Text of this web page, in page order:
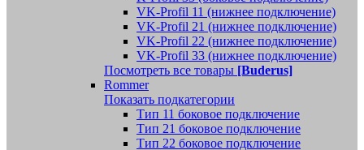
VK-Profil 11 (нижнее подключение)
VK-Profil 21 (нижнее подключение)
VK-Profil 22 (нижнее подключение)
VK-Profil 33 (нижнее подключение)
Посмотреть все товары [Buderus]
Rommer
Показать подкатегории
Тип 11 боковое подключение
Тип 21 боковое подключение
Тип 22 боковое подключение